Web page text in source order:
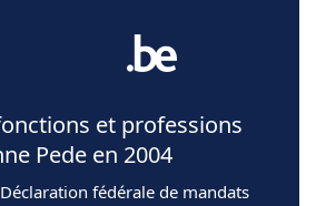
et professions
Pede en 2004
fédérale de mandats